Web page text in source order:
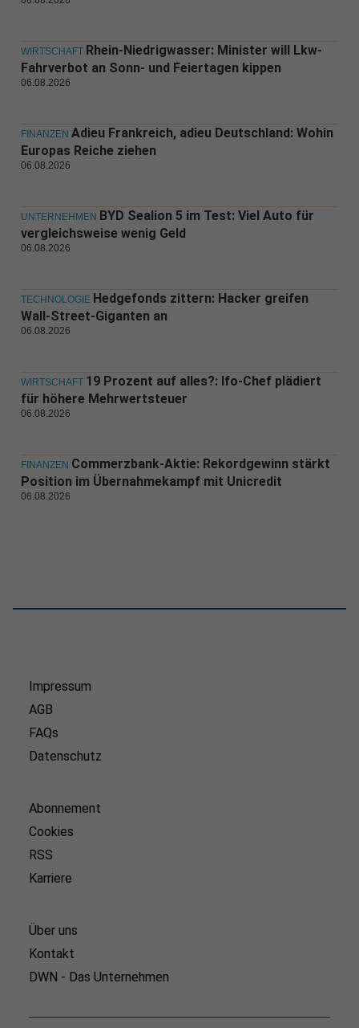
WIRTSCHAFT Rhein-Niedrigwasser: Minister will Lkw-
Fahrverbot an Sonn- und Feiertagen kippen
06.08.2026
FINANZEN Adieu Frankreich, adieu Deutschland: Wohin
Europas Reiche ziehen
06.08.2026
UNTERNEHMEN BYD Sealion 5 im Test: Viel Auto für
vergleichsweise wenig Geld
06.08.2026
TECHNOLOGIE Hedgefonds zittern: Hacker greifen
Wall-Street-Giganten an
06.08.2026
WIRTSCHAFT 19 Prozent auf alles?: Ifo-Chef plädiert
für höhere Mehrwertsteuer
06.08.2026
FINANZEN Commerzbank-Aktie: Rekordgewinn stärkt
Position im Übernahmekampf mit Unicredit
06.08.2026
Impressum
AGB
FAQs
Datenschutz
Abonnement
Cookies
RSS
Karriere
Über uns
Kontakt
DWN - Das Unternehmen